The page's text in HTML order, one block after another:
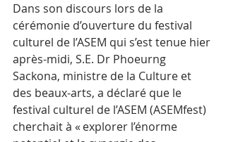
Dans son discours lors de la
cérémonie d’ouverture du festival
culturel de l’ASEM qui s’est tenue hier
après-midi, S.E. Dr Phoeurng
Sackona, ministre de la Culture et
des beaux-arts, a déclaré que le
festival culturel de l’ASEM (ASEMfest)
cherchait à « explorer l’énorme